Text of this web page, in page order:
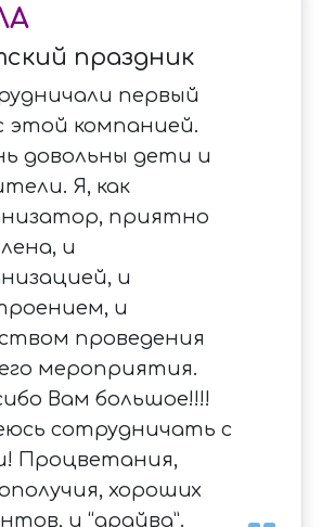
праздник
первый
этой компанией.
довольны дети и
Я, как
приятно
и
и
и
проведения
мероприятия.
Вам большое!!!!
сотрудничать с
Процветания,
хороших
и “драйва”.